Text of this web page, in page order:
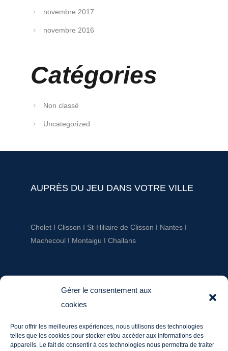
Gérer le consentement aux
cookies
Pour offrir les meilleures expériences, nous utilisons des technologies
telles que les cookies pour stocker et/ou accéder aux informations des
appareils. Le fait de consentir à ces technologies nous permettra de traiter
novembre 2017
novembre 2016
Catégories
Non classé
Uncategorized
AUPRÈS DU JEU DANS VOTRE VILLE
CholetI Clisson I St-Hiliaire de Clisson I NantesI
Machecoul I Montaigu I Challans
AUPRÈS DU JEU
Tél. : 06 20 60 03 36
Mentions légales